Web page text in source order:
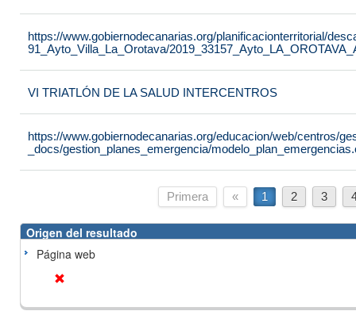
https://www.gobiernodecanarias.org/planificacionterritorial/
91_Ayto_Villa_La_Orotava/
VI TRIATLÓN DE LA SALUD INTERCENTROS
https://www.gobiernodecanarias.org/educacion/web/centros/
_docs/gestion_planes_emergencia/
Primera « 1 2 3
Origen del resultado
Página web